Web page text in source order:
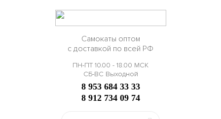
Самокаты оптом
с доставкой по всей РФ
ПН-ПТ 10.00 - 18.00 МСК
СБ-ВС Выходной
8 953 684 33 33
8 912 734 09 74